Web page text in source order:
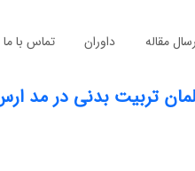
مقاله داوران تماس با ما
تربیت بدنی در مد